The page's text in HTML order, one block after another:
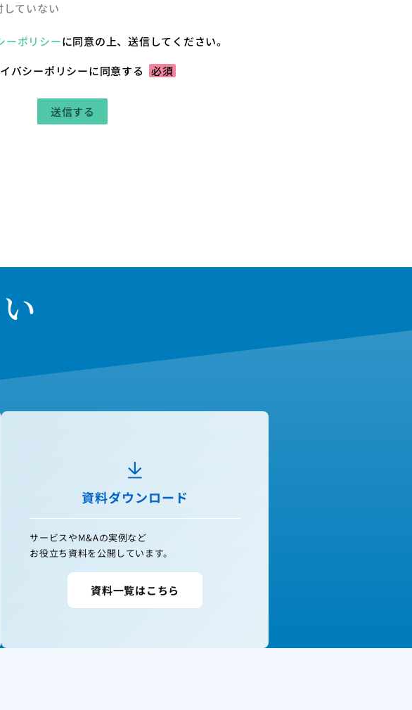
ていない
ーポリシーに同意の上、送信してください。
バシーポリシーに同意する
必須
資料ダウンロード
サービスやM&Aの実例など
お役立ち資料を公開しています。
資料一覧はこちら